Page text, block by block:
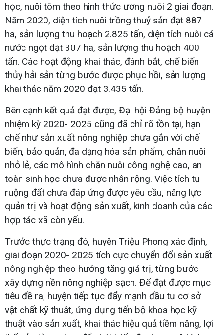
học, nuôi tôm theo hình thức ương nuôi 2 giai đoạn.
Năm 2020, diện tích nuôi trồng thuỷ sản đạt 887
ha, sản lượng thu hoạch 2.825 tấn, diện tích nuôi cá
nước ngọt đạt 307 ha, sản lượng thu hoạch 400
tấn. Các hoạt động khai thác, đánh bắt, chế biến
thủy hải sản từng bước được phục hồi, sản lượng
khai thác năm 2020 đạt 3.435 tấn.
Bên cạnh kết quả đạt được, Đại hội Đảng bộ huyện
nhiệm kỳ 2020- 2025 cũng đã chỉ rõ tồn tại, hạn
chế như sản xuất nông nghiệp chưa gắn với chế
biến, bảo quản, đa dạng hóa sản phẩm, chăn nuôi
nhỏ lẻ, các mô hình chăn nuôi công nghệ cao, an
toàn sinh học chưa được nhân rộng. Việc tích tụ
ruộng đất chưa đáp ứng được yêu cầu, năng lực
quản trị và hoạt động sản xuất, kinh doanh của các
hợp tác xã còn yếu.
Trước thực trạng đó, huyện Triệu Phong xác định,
giai đoạn 2020- 2025 tích cực chuyển đổi sản xuất
nông nghiệp theo hướng tăng giá trị, từng bước
xây dựng nền nông nghiệp sạch. Để đạt được mục
tiêu đề ra, huyện tiếp tục đẩy mạnh đầu tư cơ sở
vật chất kỹ thuật, ứng dụng tiến bộ khoa học kỹ
thuật vào sản xuất, khai thác hiệu quả tiềm năng, lợi